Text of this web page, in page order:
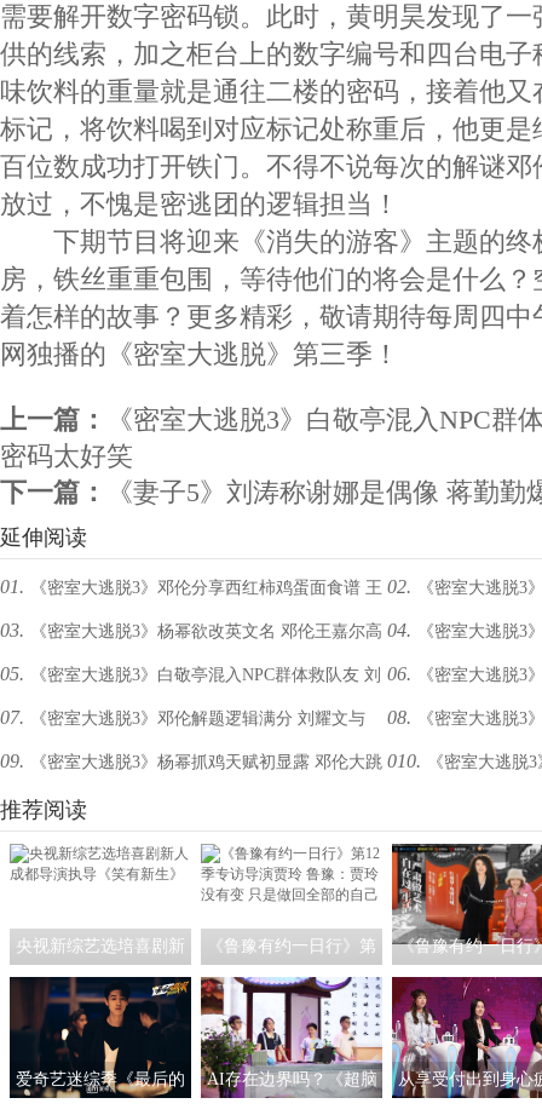
需要解开数字密码锁。此时，黄明昊发现了
供的线索，加之柜台上的数字编号和四台电
味饮料的重量就是通往二楼的密码，接着他
标记，将饮料喝到对应标记处称重后，他更
百位数成功打开铁门。不得不说每次的解谜
放过，不愧是密逃团的逻辑担当！
下期节目将迎来《消失的游客》主题的终
房，铁丝重重包围，等待他们的将会是什么
着怎样的故事？更多精彩，敬请期待每周四中
网独播的《密室大逃脱》第三季！
上一篇：
《密室大逃脱3》白敬亭混入NPC群
密码太好笑
下一篇：
《妻子5》刘涛称谢娜是偶像 蒋勤
延伸阅读
01. 《密室大逃脱3》邓伦分享西红柿鸡蛋面食谱 王
嘉尔教杨幂大张伟跳狼人舞
02. 《密室大逃脱3
说自己的颜值巅峰
03. 《密室大逃脱3》杨幂欲改英文名 邓伦王嘉尔高
空模仿表情包超传神
04. 《密室大逃脱3
空徒手拉滑索
05. 《密室大逃脱3》白敬亭混入NPC群体救队友 刘
耀文自曝密码太好笑
06. 《密室大逃脱3
NPC不要太皮
07. 《密室大逃脱3》邓伦解题逻辑满分 刘耀文与
NPC尴尬对视讨价还价
08. 《密室大逃脱3
明昊上演即兴武侠
09. 《密室大逃脱3》杨幂抓鸡天赋初显露 邓伦大跳
石家庄广场舞
010. 《密室大逃脱
推荐阅读
央视新综艺选培喜剧新
人 成都导演执导《笑有
新生》
《鲁豫有约一日行》第
12季专访导演贾玲 鲁
豫：贾玲没有变 只是做
回全部的自己
《鲁豫有约一日行
访王潮歌：我希望
是一个严肃的艺
爱奇艺迷综季《最后的
AI存在边界吗？《超脑
从享受付出到身心